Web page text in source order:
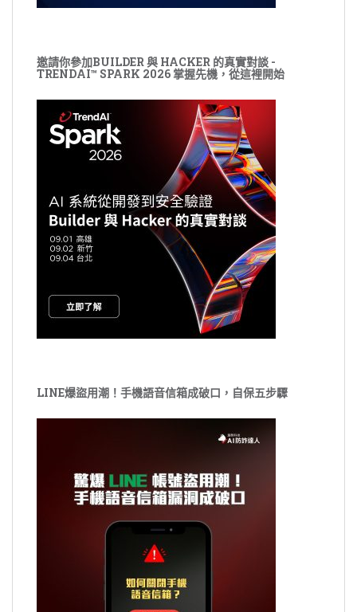
邀請你參加BUILDER 與 HACKER 的真實對談 -
TRENDAI™ SPARK 2026 掌握先機，從這裡開始
LINE爆盜用潮！手機語音信箱成破口，自保五步驟